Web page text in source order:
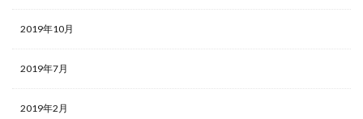
2019年10月
2019年7月
2019年2月